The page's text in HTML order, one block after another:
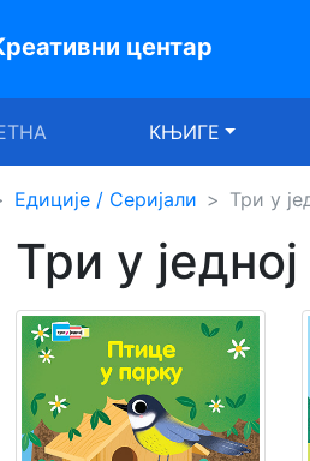
центар
КЊИГЕ
Едиције / Серијали Три у
Три у